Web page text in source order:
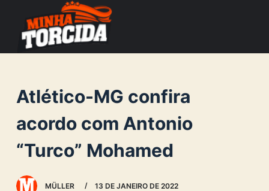
o
o
n
e
Atlético-MG confira
acordo com Antonio
“Turco” Mohamed
MÜLLER 13 DE JANEIRO DE 2022